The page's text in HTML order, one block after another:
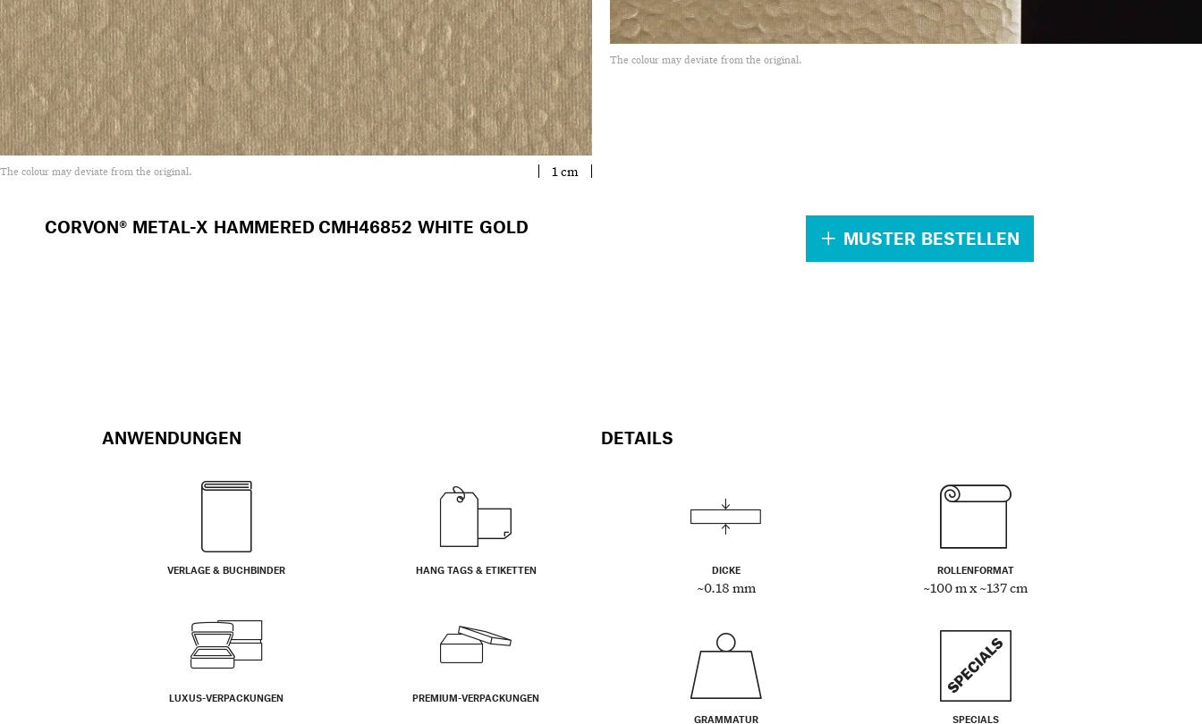
The colour may deviate from the original. 1 cm
The colour may deviate from the original.
CORVON® METAL-X HAMMERED CMH46852 WHITE GOLD
MUSTER BESTELLEN
ANWENDUNGEN
VERLAGE & BUCHBINDER HANG TAGS & ETIKETTEN
LUXUS-VERPACKUNGEN PREMIUM-VERPACKUNGEN
DETAILS
DICKE
~0.18 mm
ROLLENFORMAT
~100 m x ~137 cm
GRAMMATUR SPECIALS